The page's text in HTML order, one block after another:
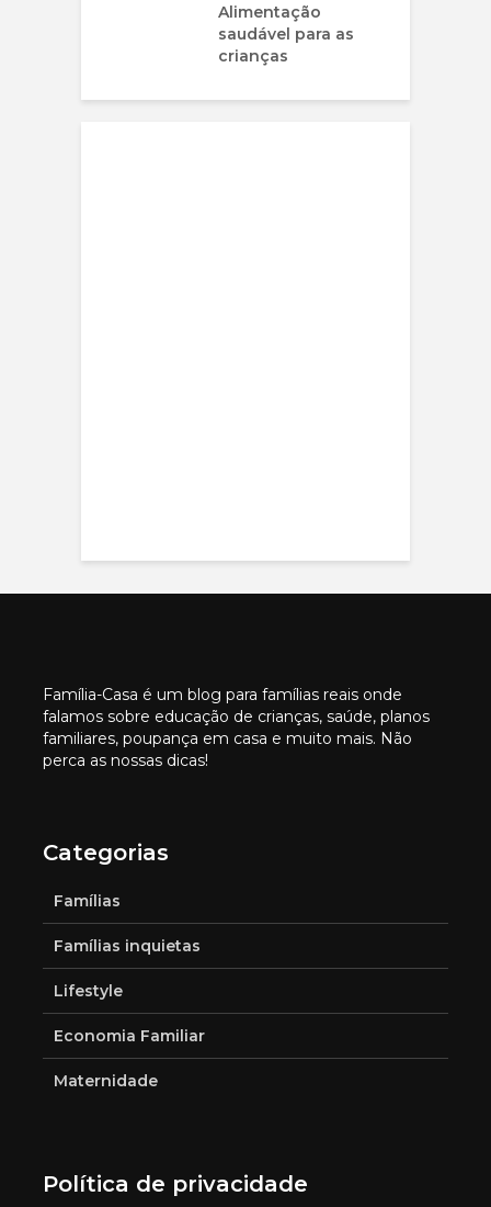
Alimentação
saudável para as
crianças
Família-Casa é um blog para famílias reais onde
falamos sobre educação de crianças, saúde, planos
familiares, poupança em casa e muito mais. Não
perca as nossas dicas!
Categorias
Famílias
Famílias inquietas
Lifestyle
Economia Familiar
Maternidade
Política de privacidade